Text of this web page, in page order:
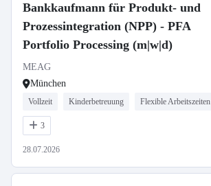
Bankkaufmann für Produkt- und
Prozessintegration (NPP) - PFA
Portfolio Processing (m|w|d)
MEAG
München
Vollzeit Kinderbetreuung Flexible Arbeitszeiten
3
28.07.2026